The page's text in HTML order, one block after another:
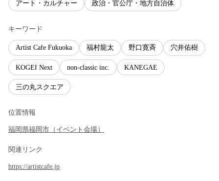
アート・カルチャー 政治・官公庁・地方自治体
キーワード
Artist Cafe Fukuoka 福村龍太 野口寛斉 穴井佑樹
KOGEI Next non-classic inc. KANEGAE
三の丸スクエア
位置情報
福岡県福岡市 （ イベント会場）
関連リンク
https://artistcafe.jp